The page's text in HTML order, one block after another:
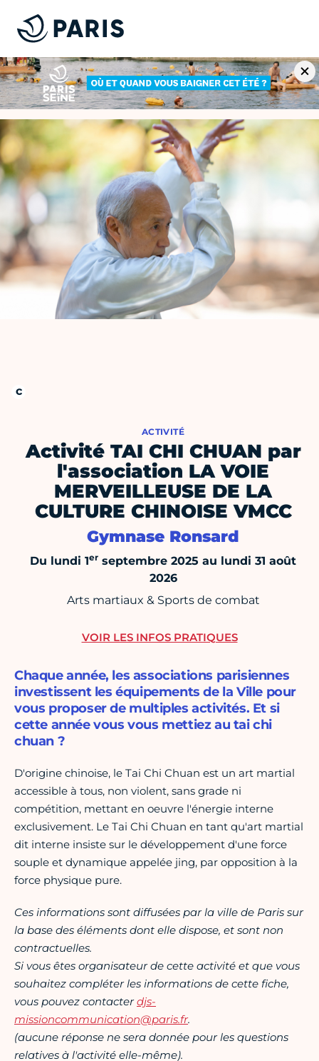
ACTIVITÉ
Activité TAI CHI CHUAN par
l'association LA VOIE
MERVEILLEUSE DE LA
CULTURE CHINOISE VMCC
Gymnase Ronsard
Du lundi 1er septembre 2025 au lundi 31 août
2026
Arts martiaux & Sports de combat
Chaque année, les associations parisiennes
investissent les équipements de la Ville pour
vous proposer de multiples activités. Et si
cette année vous vous mettiez au tai chi
chuan ?
D'origine chinoise, le Tai Chi Chuan est un art martial
accessible à tous, non violent, sans grade ni
compétition, mettant en oeuvre l'énergie interne
exclusivement. Le Tai Chi Chuan en tant qu'art martial
dit interne insiste sur le développement d'une force
souple et dynamique appelée jing, par opposition à la
force physique pure.
Ces informations sont diffusées par la ville de Paris sur
la base des éléments dont elle dispose, et sont non
contractuelles.
Si vous êtes organisateur de cette activité et que vous
souhaitez compléter les informations de cette fiche,
vous pouvez contacterdjs-
missioncommunication@paris.fr.
(aucune réponse ne sera donnée pour les questions
relatives à l'activité elle-même).
VOIR LES INFOS PRATIQUES